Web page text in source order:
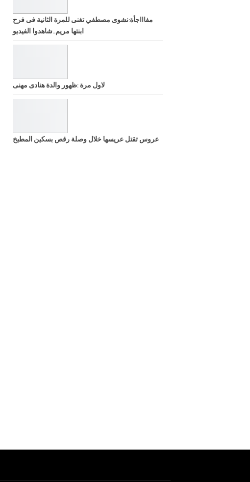
مفاااجأة:نشوى مصطفي تغنى للمرة الثانية فى فرح
ابنتها مريم..شاهدوا الفيديو
لاول مرة :ظهور والدة هنادى مهنى
عروس تقتل عريسها خلال وصلة رقص بسكين المطبخ